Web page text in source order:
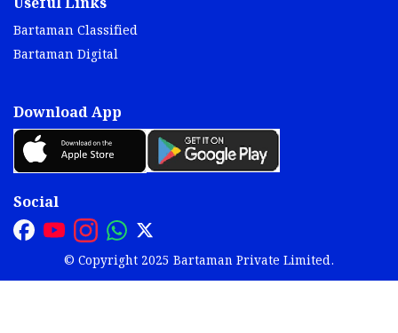
Bartaman Classified
Bartaman Digital
Download App
Social
© Copyright 2025 Bartaman Private Limited.